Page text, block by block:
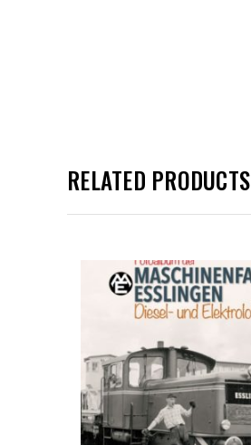
RELATED PRODUCTS